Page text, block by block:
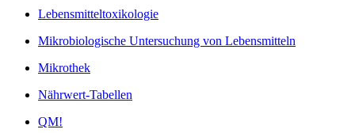
Lebensmitteltoxikologie
Mikrobiologische Untersuchung von Lebensmitteln
Mikrothek
Nährwert-Tabellen
QM!